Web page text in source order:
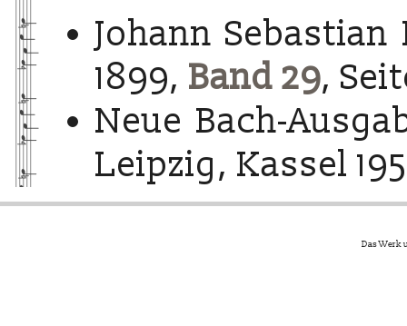
Johann Sebastian
1899, Band 29,
Neue Bach-
Leipzig, Kassel
Das Werk